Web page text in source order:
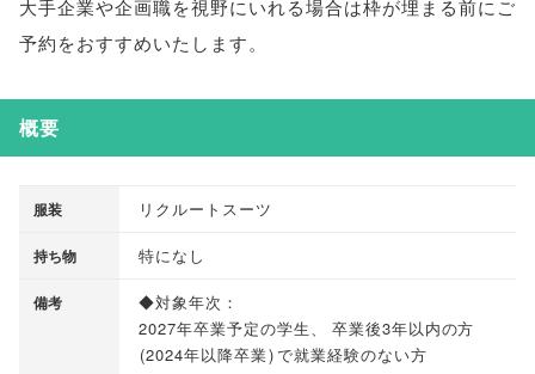
大手企業や企画職を視野にいれる場合は枠が埋まる前にご
予約をおすすめいたします。
概要
服装 リクルートスーツ
持ち物 特になし
備考
◆対象年次：
2027年卒業予定の学生、
卒業後3年以内の方
(2024年以降卒業)で就業経験のない方